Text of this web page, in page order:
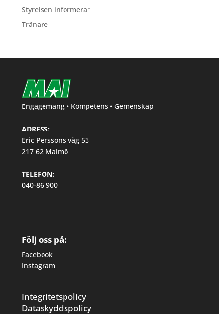
Styrelsen informerar
Tränare
Engagemang • Kompetens • Gemenskap
ADRESS:
Eric Perssons väg 53
217 62 Malmö
TELEFON:
040-86 900
Följ oss på:
Facebook
Instagram
Integritetspolicy
Dataskyddspolicy